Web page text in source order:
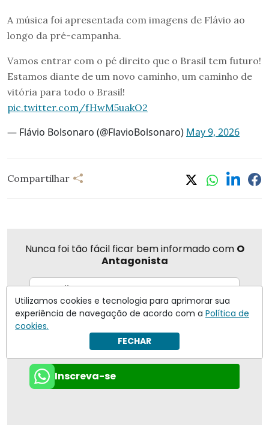
A música foi apresentada com imagens de Flávio ao
longo da pré-campanha.
Vamos entrar com o pé direito que o Brasil tem futuro!
Estamos diante de um novo caminho, um caminho de
vitória para todo o Brasil!
pic.twitter.com/fHwM5uakO2
— Flávio Bolsonaro (@FlavioBolsonaro) May 9, 2026
Compartilhar
Nunca foi tão fácil ficar bem informado com O
Antagonista
Eu concordo em receber notificações | Para obter mais
informações reveja nossa
Enviar
Inscreva-se
Utilizamos cookies e tecnologia para aprimorar sua
experiência de navegação de acordo com a Política de
cookies.
FECHAR